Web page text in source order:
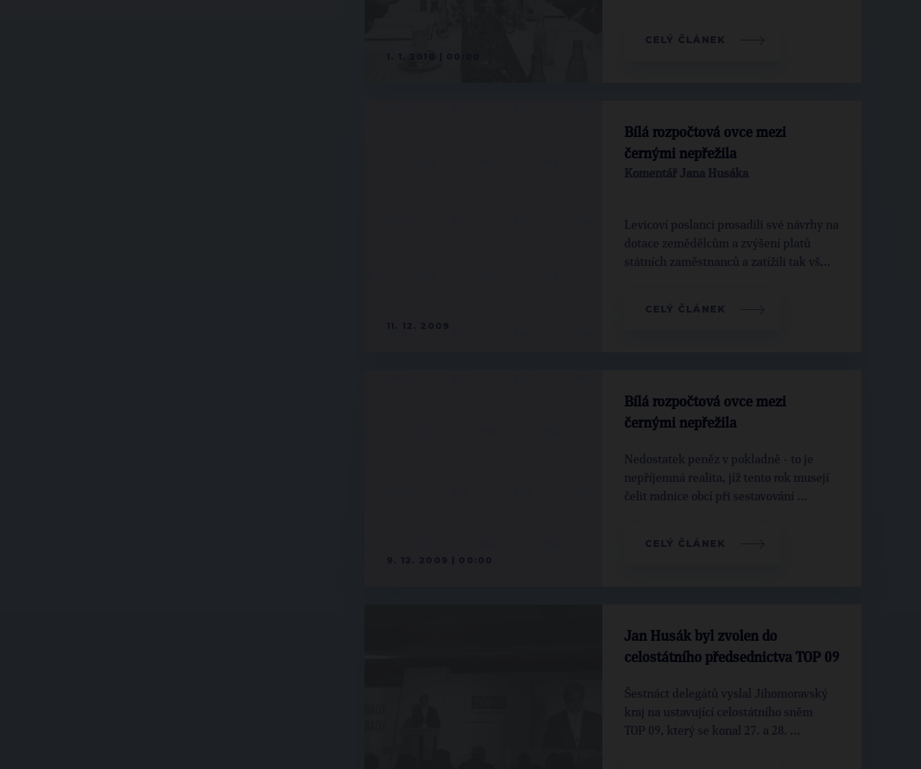
CELÝ ČLÁNEK
Bílá rozpočtová ovce mezi
černými nepřežila
Komentář Jana Husáka
Levicoví poslanci prosadili své návrhy na
dotace zemědělcům a zvýšení platů
státních zaměstnanců a zatížili tak vš...
CELÝ ČLÁNEK
Bílá rozpočtová ovce mezi
černými nepřežila
Nedostatek peněz v pokladně - to je
nepříjemná realita, jíž tento rok musejí
čelit radnice obcí při sestavování ...
CELÝ ČLÁNEK
Jan Husák byl zvolen do
celostátního předsednictva TOP 09
Šestnáct delegátů vyslal Jihomoravský
kraj na ustavující celostátního sněm
TOP 09, který se konal 27. a 28. ...